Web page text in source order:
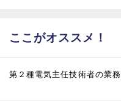
ここがオススメ！
第２種電気主任技術者の業